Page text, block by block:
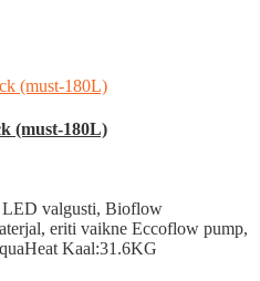
(must-180L)
valgusti, Bioflow
eriti vaikne Eccoflow pump,
Kaal:31.6KG